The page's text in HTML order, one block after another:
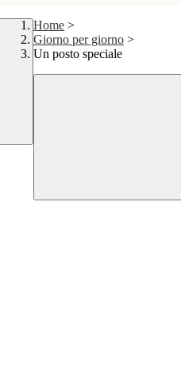
Home >
Giorno per giorno >
Un posto speciale